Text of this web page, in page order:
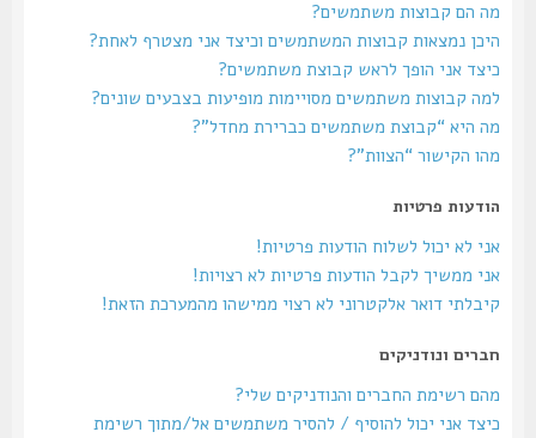
מה הם קבוצות משתמשים?
היכן נמצאות קבוצות המשתמשים וכיצד אני מצטרף לאחת?
כיצד אני הופך לראש קבוצת משתמשים?
למה קבוצות משתמשים מסויימות מופיעות בצבעים שונים?
מה היא “קבוצת משתמשים כברירת מחדל”?
מהו הקישור “הצוות”?
הודעות פרטיות
אני לא יכול לשלוח הודעות פרטיות!
אני ממשיך לקבל הודעות פרטיות לא רצויות!
קיבלתי דואר אלקטרוני לא רצוי ממישהו מהמערכת הזאת!
חברים ונודניקים
מהם רשימת החברים והנודניקים שלי?
כיצד אני יכול להוסיף / להסיר משתמשים אל/מתוך רשימת